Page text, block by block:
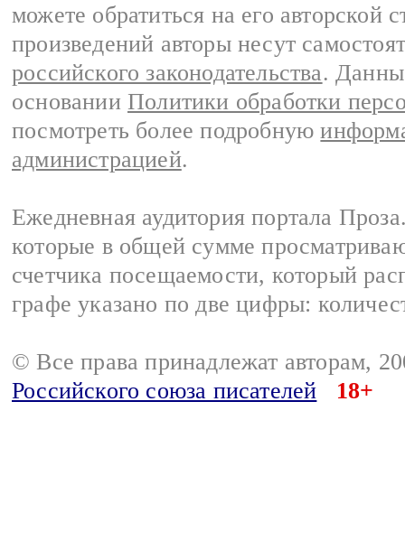
можете обратиться на его авторской
произведений авторы несут
российского законодательства.
основании Политики обработки
посмотреть более подробную
администрацией.
Ежедневная аудитория портала
которые в общей сумме
счетчика посещаемости, который
графе указано по две цифры:
© Все права принадлежат авторам,
Российского союза писателей
18+